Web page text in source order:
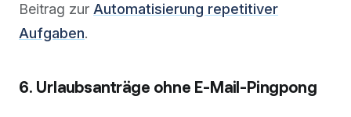
Beitrag zur Automatisierung repetitiver
Aufgaben.
6. Urlaubsanträge ohne E-Mail-Pingpong